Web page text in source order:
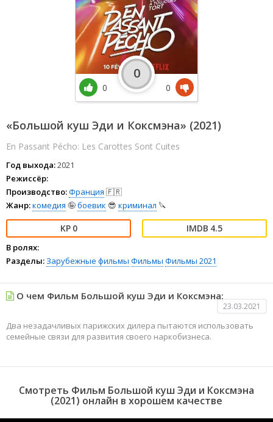
«Большой куш Эди и Коксмэна» (2021)
En Passant Pécho: Les Carottes Sont Cuites
Год выхода:2021
Режиссёр:
Производство:Франция 🇫🇷
Жанр:комедия 🤪боевик 😎 криминал 🔪
0 4.5
В ролях:
Разделы: Зарубежные фильмы Фильмы Фильмы 2021
0
0
0
О чем Фильм Большой куш Эди и Коксмэна:
23.03.2021
Два незадачливых парижских дилера пытаются использовать
семейные связи для развития своего наркобизнеса.
Смотреть Фильм Большой куш Эди и Коксмэна
(2021) онлайн в хорошем качестве